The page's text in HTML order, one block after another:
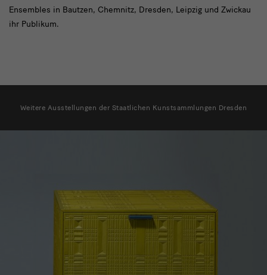
Filme
Ensembles in Bautzen, Chemnitz, Dresden, Leipzig und Zwickau
ihr Publikum.
Weitere Ausstellungen der Staatlichen Kunstsammlungen Dresden